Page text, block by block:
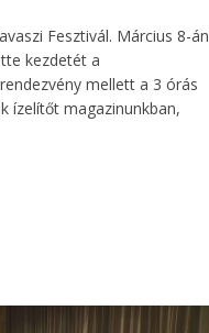
Fesztivál. Március 8-án
kezdetét a
mellett a 3 órás
ízelítőt magazinunkban,